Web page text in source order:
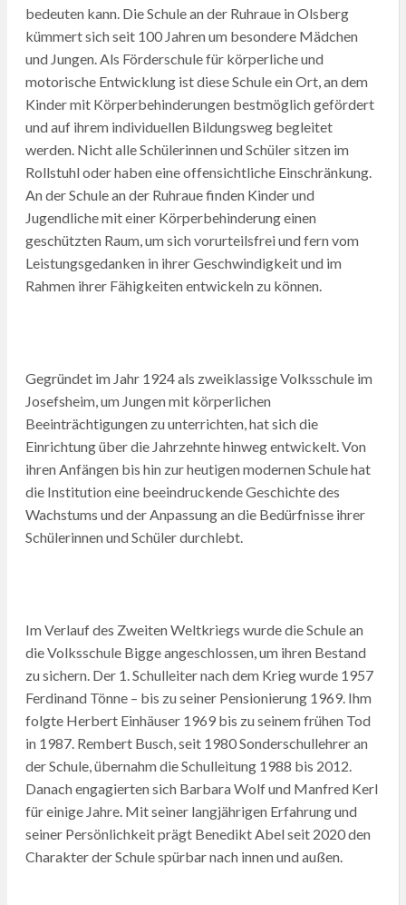
bedeuten kann. Die Schule an der Ruhraue in Olsberg
kümmert sich seit 100 Jahren um besondere Mädchen
und Jungen. Als Förderschule für körperliche und
motorische Entwicklung ist diese Schule ein Ort, an dem
Kinder mit Körperbehinderungen bestmöglich gefördert
und auf ihrem individuellen Bildungsweg begleitet
werden. Nicht alle Schülerinnen und Schüler sitzen im
Rollstuhl oder haben eine offensichtliche Einschränkung.
An der Schule an der Ruhraue finden Kinder und
Jugendliche mit einer Körperbehinderung einen
geschützten Raum, um sich vorurteilsfrei und fern vom
Leistungsgedanken in ihrer Geschwindigkeit und im
Rahmen ihrer Fähigkeiten entwickeln zu können.
Gegründet im Jahr 1924 als zweiklassige Volksschule im
Josefsheim, um Jungen mit körperlichen
Beeinträchtigungen zu unterrichten, hat sich die
Einrichtung über die Jahrzehnte hinweg entwickelt. Von
ihren Anfängen bis hin zur heutigen modernen Schule hat
die Institution eine beeindruckende Geschichte des
Wachstums und der Anpassung an die Bedürfnisse ihrer
Schülerinnen und Schüler durchlebt.
Im Verlauf des Zweiten Weltkriegs wurde die Schule an
die Volksschule Bigge angeschlossen, um ihren Bestand
zu sichern. Der 1. Schulleiter nach dem Krieg wurde 1957
Ferdinand Tönne – bis zu seiner Pensionierung 1969. Ihm
folgte Herbert Einhäuser 1969 bis zu seinem frühen Tod
in 1987. Rembert Busch, seit 1980 Sonderschullehrer an
der Schule, übernahm die Schulleitung 1988 bis 2012.
Danach engagierten sich Barbara Wolf und Manfred Kerl
für einige Jahre. Mit seiner langjährigen Erfahrung und
seiner Persönlichkeit prägt Benedikt Abel seit 2020 den
Charakter der Schule spürbar nach innen und außen.